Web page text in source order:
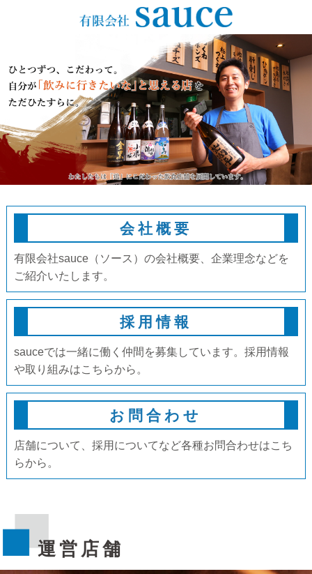
会社概要
有限会社sauce（ソース）の会社概要、 企業理念などを
ご紹介いたします。
採用情報
sauceでは一緒に働く仲間を募集しています。採用情報
や取り組みはこちらから。
お問合わせ
店舗について、採用についてなど各種お問合わせはこち
らから。
運営店舗